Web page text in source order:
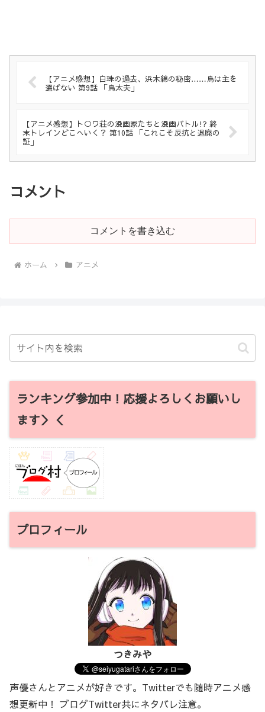
【アニメ感想】白珠の過去、浜木綿の秘密……烏は主を
選ばない 第9話 「烏太夫」
【アニメ感想】ト○ワ荘の漫画家たちと漫画バトル!? 終
末トレインどこへいく？ 第10話 「これこそ反抗と退廃の
証」
コメント
コメントを書き込む
ホーム アニメ
ランキング参加中！応援よろしくお願いし
ます＞＜
プロフィール
つきみや
声優さんとアニメが好きです。Twitterでも随時アニメ感
想更新中！ ブログTwitter共にネタバレ注意。